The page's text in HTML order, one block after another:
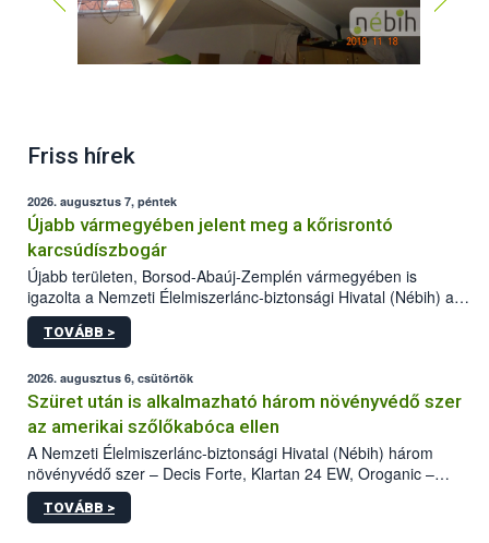
Friss hírek
2026. augusztus 7, péntek
Újabb vármegyében jelent meg a kőrisrontó
karcsúdíszbogár
Újabb területen, Borsod-Abaúj-Zemplén vármegyében is
igazolta a Nemzeti Élelmiszerlánc-biztonsági Hivatal (Nébih) a
kőrisrontó karcsúdíszbogár (Agrilus planipennis) jelenlétét. A
kártevőt nem csak színcsapdában találták meg, de már fertőzött
az intenzív felderítést, emellett az intézkedéseket a szlovák
hatósággal is összehangolják a terjedés megállítása érdekében.
TOVÁBB >
2026. augusztus 6, csütörtök
Szüret után is alkalmazható három növényvédő szer
az amerikai szőlőkabóca ellen
A Nemzeti Élelmiszerlánc-biztonsági Hivatal (Nébih) három
növényvédő szer – Decis Forte, Klartan 24 EW, Oroganic –
engedélyokiratát módosította, így azok a szüretet követően,
egészen a vesszőérettség (BBCH 91) stádiumáig
TOVÁBB >